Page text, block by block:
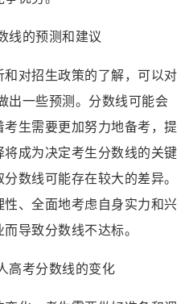
线的预测和建议
对招生政策的了解，可以对
出一些预测。分数线可能会
生需要更加努力地备考，提
成为决定考生分数线的关键
数线可能存在较大的差异。
、全面地考虑自身实力和兴
导致分数线不达标。
高考分数线的变化